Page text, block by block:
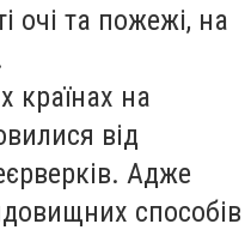
очі та пожежі, на
країнах на
від
Адже
способів